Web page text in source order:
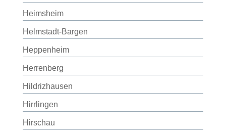
Heimsheim
Helmstadt-Bargen
Heppenheim
Herrenberg
Hildrizhausen
Hirrlingen
Hirschau